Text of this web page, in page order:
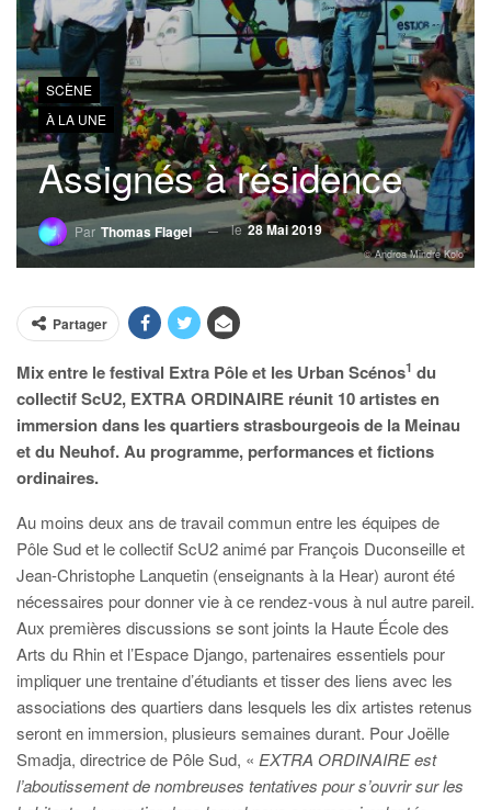
SCÈNE
À LA UNE
Assignés à résidence
Par Thomas Flagel le28 Mai 2019
© Androa Mindre Kolo
Partager
Mix entre le festival Extra Pôle et les Urban Scénos1 du
collectif ScU2, EXTRA ORDINAIRE réunit 10 artistes en
immersion dans les quartiers strasbourgeois de la Meinau
et du Neuhof. Au programme, performances et fictions
ordinaires.
Au moins deux ans de travail commun entre les équipes de
Pôle Sud et le collectif ScU2 animé par François Duconseille et
Jean-Christophe Lanquetin (enseignants à la Hear) auront été
nécessaires pour donner vie à ce rendez-vous à nul autre pareil.
Aux premières discussions se sont joints la Haute École des
Arts du Rhin et l’Espace Django, partenaires essentiels pour
impliquer une trentaine d’étudiants et tisser des liens avec les
associations des quartiers dans lesquels les dix artistes retenus
seront en immersion, plusieurs semaines durant. Pour Joëlle
Smadja, directrice de Pôle Sud, « EXTRA ORDINAIRE est
l’aboutissement de nombreuses tentatives pour s’ouvrir sur les